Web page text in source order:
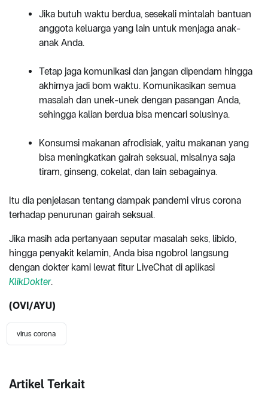
Jika butuh waktu berdua, sesekali mintalah bantuan
anggota keluarga yang lain untuk menjaga anak-
anak Anda.
Tetap jaga komunikasi dan jangan dipendam hingga
akhirnya jadi bom waktu. Komunikasikan semua
masalah dan unek-unek dengan pasangan Anda,
sehingga kalian berdua bisa mencari solusinya.
Konsumsi makanan afrodisiak, yaitu makanan yang
bisa meningkatkan gairah seksual, misalnya saja
tiram, ginseng, cokelat, dan lain sebagainya.
Itu dia penjelasan tentang dampak pandemi virus corona
terhadap penurunan gairah seksual.
Jika masih ada pertanyaan seputar masalah seks, libido,
hingga penyakit kelamin, Anda bisa ngobrol langsung
dengan dokter kami lewat fitur LiveChat di aplikasi
KlikDokter.
(OVI/AYU)
virus corona
Artikel Terkait